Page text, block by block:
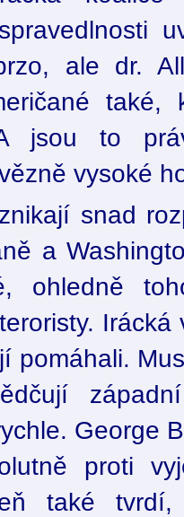
ale dr.
také,
jsou to
vysoké
snad
a
ohledně
pomáhali.
George
proti
také